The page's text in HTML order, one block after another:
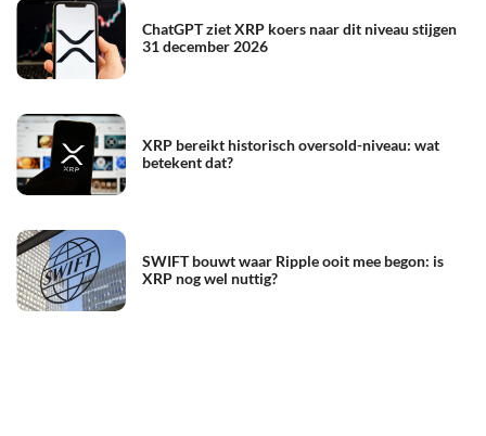
ChatGPT ziet XRP koers naar dit niveau stijgen
31 december 2026
XRP bereikt historisch oversold-niveau: wat
betekent dat?
SWIFT bouwt waar Ripple ooit mee begon: is
XRP nog wel nuttig?